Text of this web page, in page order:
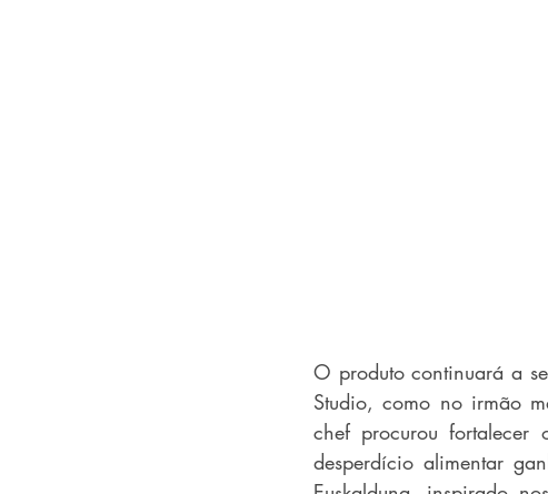
O produto continuará a
Studio, como no irmão
chef procurou fortalecer
desperdício alimentar